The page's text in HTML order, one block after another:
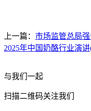
上一篇： 市场监管总局
2025年中国奶酪行业演
与我们一起
扫描二维码关注我们